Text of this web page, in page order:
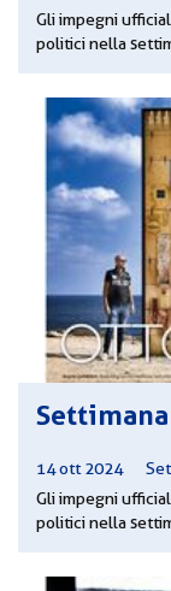
Gli impegni
politici nella
Settimana
14 ott 2024
Gli impegni
politici nella